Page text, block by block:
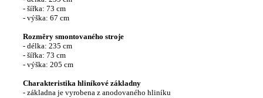
- šířka: 73 cm
- výška: 67 cm
Rozměry smontovaného stroje
- délka: 235 cm
- šířka: 73 cm
- výška: 205 cm
Charakteristika hliníkové základny
- základna je vyrobena z anodovaného hliníku